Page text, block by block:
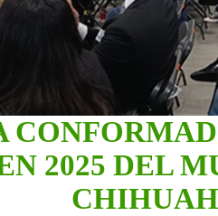
2025 DEL